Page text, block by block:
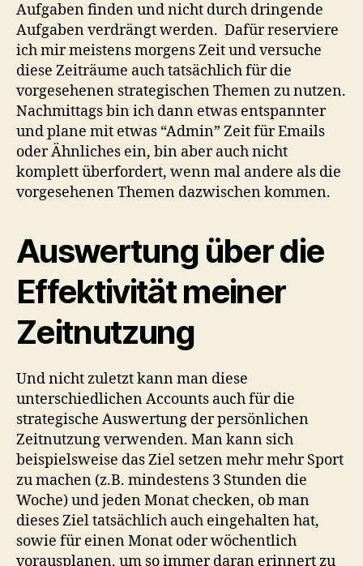
Aufgaben finden und nicht durch dringende
Aufgaben verdrängt werden. Dafür reserviere
ich mir meistens morgens Zeit und versuche
diese Zeiträume auch tatsächlich für die
vorgesehenen strategischen Themen zu nutzen.
Nachmittags bin ich dann etwas entspannter
und plane mit etwas “Admin” Zeit für Emails
oder Ähnliches ein, bin aber auch nicht
komplett überfordert, wenn mal andere als die
vorgesehenen Themen dazwischen kommen.
Auswertung über die
Effektivität meiner
Zeitnutzung
Und nicht zuletzt kann man diese
unterschiedlichen Accounts auch für die
strategische Auswertung der persönlichen
Zeitnutzung verwenden. Man kann sich
beispielsweise das Ziel setzen mehr mehr Sport
zu machen (z.B. mindestens 3 Stunden die
Woche) und jeden Monat checken, ob man
dieses Ziel tatsächlich auch eingehalten hat,
sowie für einen Monat oder wöchentlich
vorausplanen, um so immer daran erinnert zu